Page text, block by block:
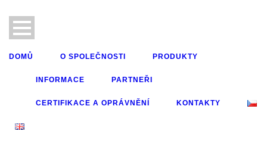
DOMŮ O SPOLEČNOSTI PRODUKTY
INFORMACE PARTNEŘI
CERTIFIKACE A OPRÁVNĚNÍ KONTAKTY